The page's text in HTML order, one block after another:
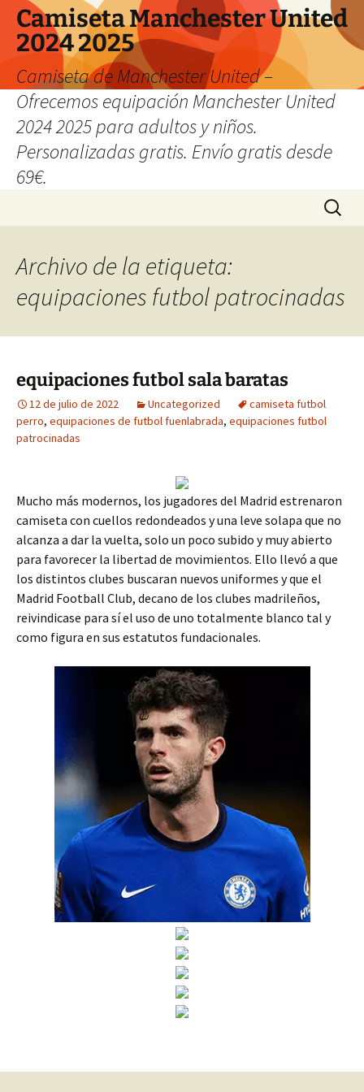
Camiseta Manchester United
2024 2025
Camiseta de Manchester United –
Ofrecemos equipación Manchester United
2024 2025 para adultos y niños.
Personalizadas gratis. Envío gratis desde
69€.
Buscar:
Archivo de la etiqueta:
equipaciones futbol patrocinadas
equipaciones futbol sala baratas
12 de julio de 2022 Uncategorized
camiseta futbol
perro, equipaciones de futbol fuenlabrada, equipaciones futbol
patrocinadas
Mucho más modernos, los jugadores del Madrid estrenaron
camiseta con cuellos redondeados y una leve solapa que no
alcanza a dar la vuelta, solo un poco subido y muy abierto
para favorecer la libertad de movimientos. Ello llevó a que
los distintos clubes buscaran nuevos uniformes y que el
Madrid Football Club, decano de los clubes madrileños,
reivindicase para sí el uso de uno totalmente blanco tal y
como figura en sus estatutos fundacionales.